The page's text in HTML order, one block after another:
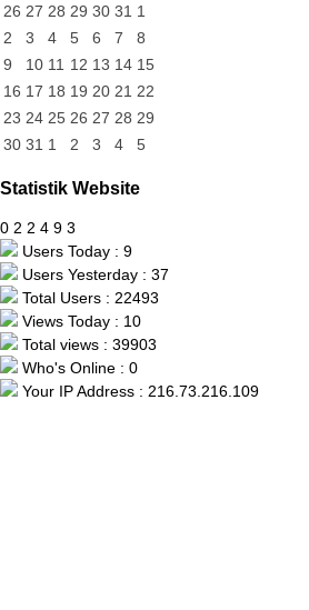
26 27 28 29 30 31 1
2
3 4 5 6 7
8
9
10 11 12 13 14 15
16 17 18 19 20 21 22
23 24 25 26 27 28 29
30 31 1 2 3 4 5
Statistik Website
0 2 2 4 9 3
Users Today : 9
Users Yesterday : 37
Total Users : 22493
Views Today : 10
Total views : 39903
Who's Online : 0
Your IP Address : 216.73.216.109